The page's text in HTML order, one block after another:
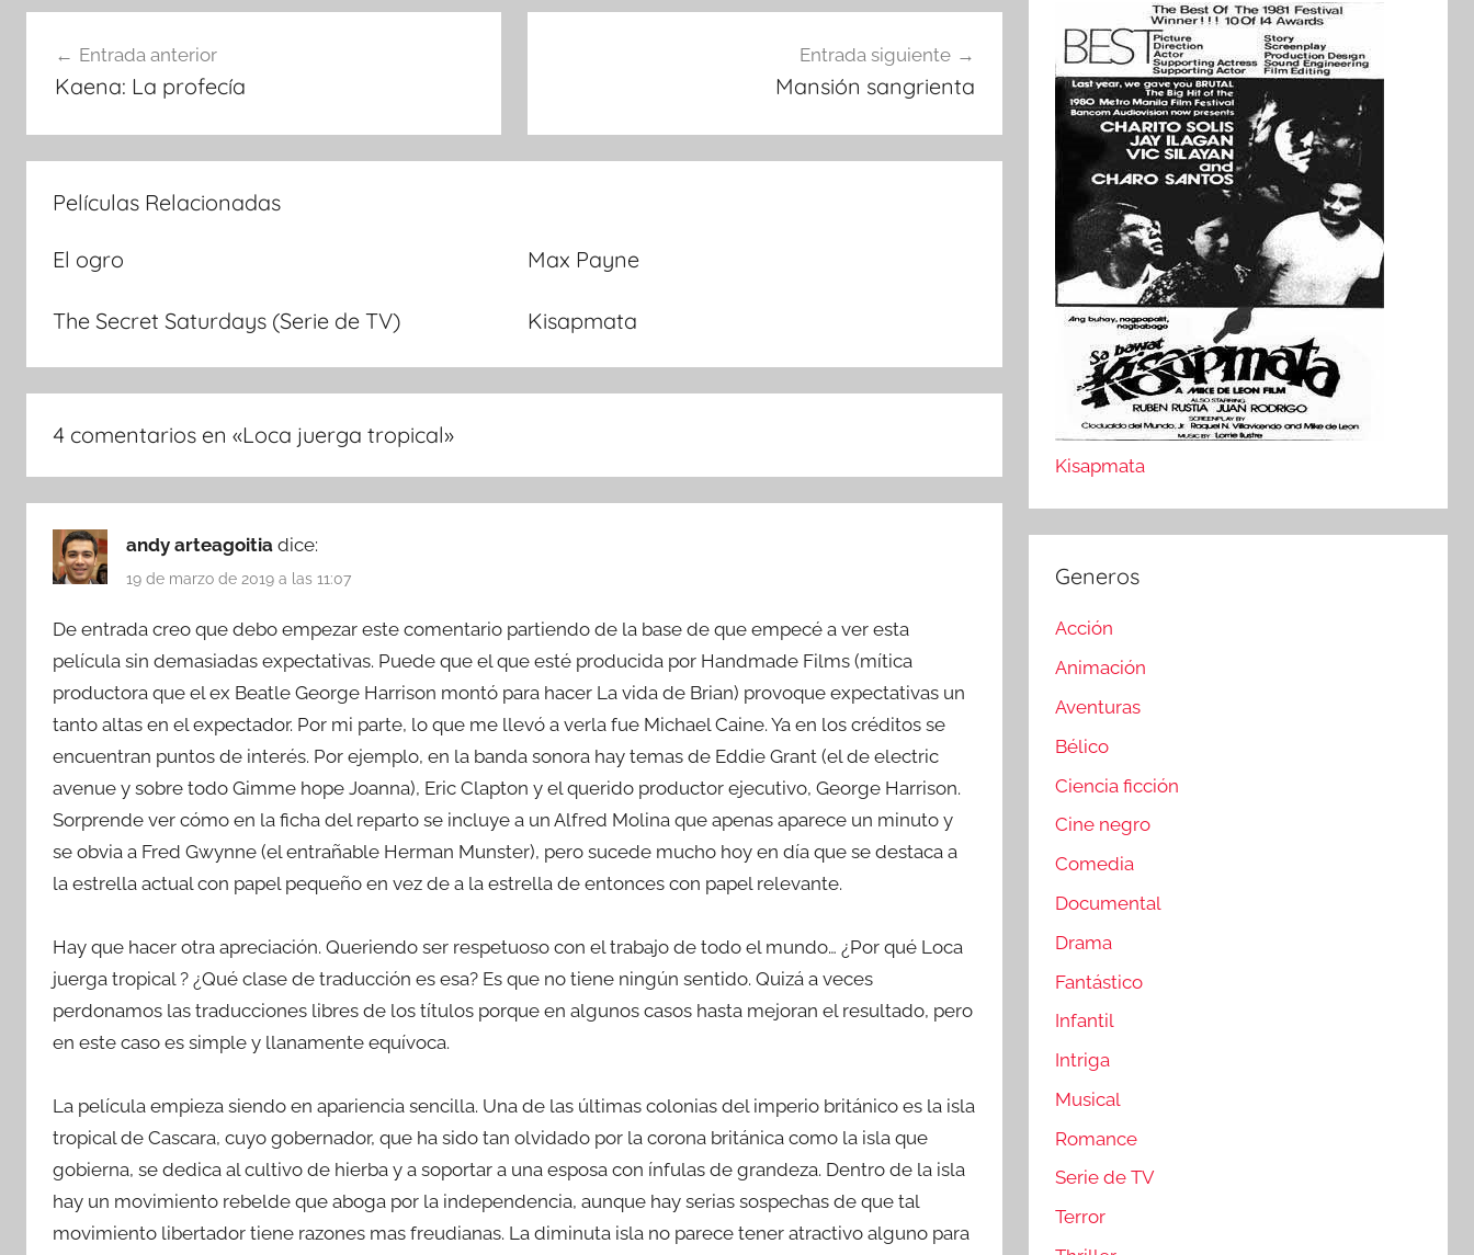
Navegación
de
entradas
Entrada anterior
Kaena: La profecía
Entrada siguiente
Mansión sangrienta
Películas Relacionadas
El ogro Max Payne
The Secret Saturdays (Serie de TV) Kisapmata
4 comentarios en «Loca juerga tropical»
andy arteagoitia dice:
19 de marzo de 2019 a las 11:07
De entrada creo que debo empezar este comentario partiendo de la base de que empecé a ver esta
película sin demasiadas expectativas. Puede que el que esté producida por Handmade Films (mítica
productora que el ex Beatle George Harrison montó para hacer La vida de Brian) provoque expectativas un
tanto altas en el expectador. Por mi parte, lo que me llevó a verla fue Michael Caine. Ya en los créditos se
encuentran puntos de interés. Por ejemplo, en la banda sonora hay temas de Eddie Grant (el de electric
avenue y sobre todo Gimme hope Joanna), Eric Clapton y el querido productor ejecutivo, George Harrison.
Sorprende ver cómo en la ficha del reparto se incluye a un Alfred Molina que apenas aparece un minuto y
se obvia a Fred Gwynne (el entrañable Herman Munster), pero sucede mucho hoy en día que se destaca a
la estrella actual con papel pequeño en vez de a la estrella de entonces con papel relevante.
Hay que hacer otra apreciación. Queriendo ser respetuoso con el trabajo de todo el mundo… ¿Por qué Loca
juerga tropical ? ¿Qué clase de traducción es esa? Es que no tiene ningún sentido. Quizá a veces
perdonamos las traducciones libres de los títulos porque en algunos casos hasta mejoran el resultado, pero
en este caso es simple y llanamente equívoca.
La película empieza siendo en apariencia sencilla. Una de las últimas colonias del imperio británico es la isla
tropical de Cascara, cuyo gobernador, que ha sido tan olvidado por la corona británica como la isla que
gobierna, se dedica al cultivo de hierba y a soportar a una esposa con ínfulas de grandeza. Dentro de la isla
hay un movimiento rebelde que aboga por la independencia, aunque hay serias sospechas de que tal
movimiento libertador tiene razones mas freudianas. La diminuta isla no parece tener atractivo alguno para
Kisapmata
Generos
Acción
Animación
Aventuras
Bélico
Ciencia ficción
Cine negro
Comedia
Documental
Drama
Fantástico
Infantil
Intriga
Musical
Romance
Serie de TV
Terror